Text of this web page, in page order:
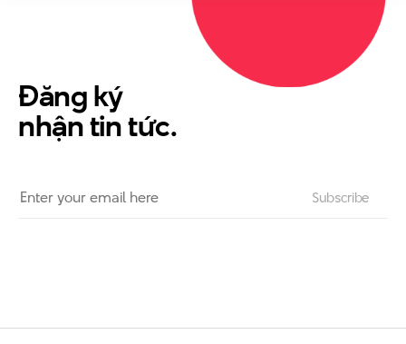
Đăng ký
nhận tin tức.